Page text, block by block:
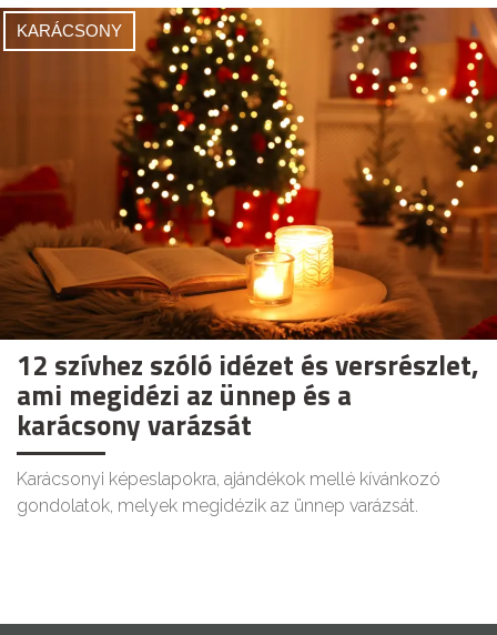
KARÁCSONY
12 szívhez szóló idézet és versrészlet,
ami megidézi az ünnep és a
karácsony varázsát
Karácsonyi képeslapokra, ajándékok mellé kívánkozó
gondolatok, melyek megidézik az ünnep varázsát.